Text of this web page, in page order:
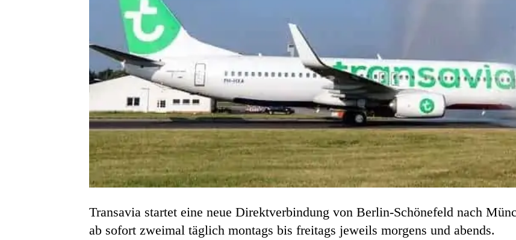
Transavia startet eine neue Direktverbindung von Berlin-Schönefeld nach
ab sofort zweimal täglich montags bis freitags jeweils morgens und abends.